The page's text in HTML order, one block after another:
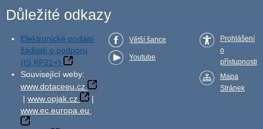
Důležité odkazy
Elektronické podání
žádosti o podporu
(IS KP21+)
Související weby:
www.dotaceeu.cz
| www.opjak.cz
|
www.ec.europa.eu
Větší šance
Youtube
Prohlášení
o
přístupnosti
Mapa
Stránek